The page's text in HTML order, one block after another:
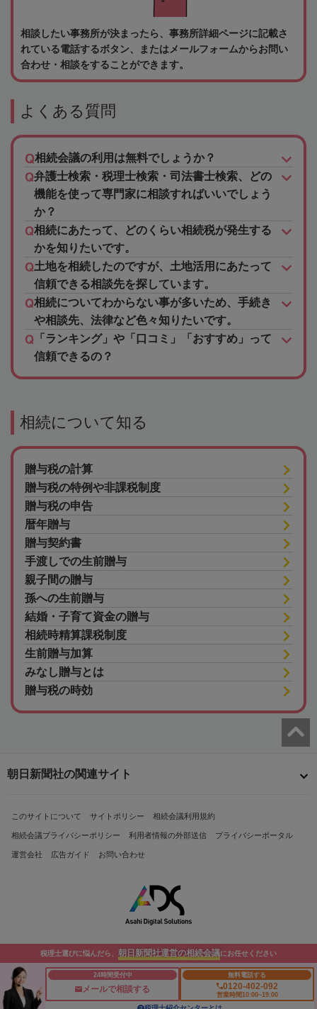
相談したい事務所が決まったら、事務所詳細ページに記載さ
れている電話するボタン、またはメールフォームからお問い
合わせ・相談をすることができます。
よくある質問
相続会議の利用は無料でしょうか？
弁護士検索・税理士検索・司法書士検索、どの
機能を使って専門家に相談すればいいでしょう
か？
相続にあたって、どのくらい相続税が発生する
かを知りたいです。
土地を相続したのですが、土地活用にあたって
信頼できる相談先を探しています。
相続についてわからない事が多いため、手続き
や相談先、法律など色々知りたいです。
「ランキング」や「口コミ」「おすすめ」って
信頼できるの？
相続について知る
贈与税の計算
贈与税の特例や非課税制度
贈与税の申告
暦年贈与
贈与契約書
手渡しでの生前贈与
親子間の贈与
孫への生前贈与
結婚・子育て資金の贈与
相続時精算課税制度
生前贈与加算
みなし贈与とは
贈与税の時効
税理士選びに悩んだら、 朝日新聞社運営の相続会議にお任せください
24時間受付中
メールで相談する
無料電話する
0120-402-092
営業時間10:00~19:00
朝日新聞社の関連サイト
このサイトについて サイトポリシー 相続会議利用規約
相続会議プライバシーポリシー 利用者情報の外部送信 プライバシーポータル
運営会社 広告ガイド お問い合わせ
Copyright© The Asahi Shimbun Company. All Rights Reserved.